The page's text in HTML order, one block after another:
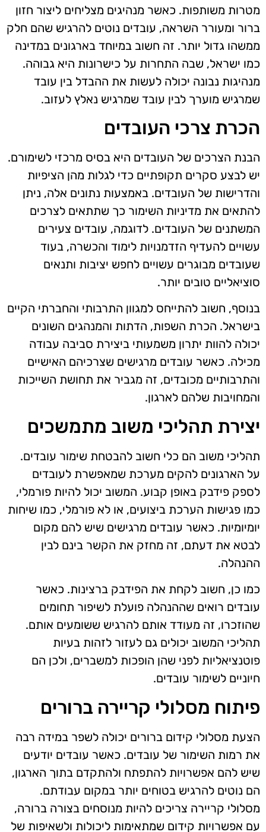
מטרות משותפות. כאשר מנהיגים מצליחים ליצור חזון
ברור ומעורר השראה, עובדים נוטים להרגיש שהם חלק
ממשהו גדול יותר. זה חשוב במיוחד בארגונים במדינה
כמו ישראל, שבה התחרות על כישרונות היא גבוהה.
מנהיגות נבונה יכולה לעשות את ההבדל בין עובד
שמרגיש מוערך לבין עובד שמרגיש נאלץ לעזוב.
הכרת צרכי העובדים
הבנת הצרכים של העובדים היא בסיס מרכזי לשימורם.
יש לבצע סקרים תקופתיים כדי לגלות מהן הציפיות
והדרישות של העובדים. באמצעות נתונים אלה, ניתן
להתאים את מדיניות השימור כך שתתאים לצרכים
המשתנים של העובדים. לדוגמה, עובדים צעירים
עשויים להעדיף הזדמנויות לימוד והכשרה, בעוד
שעובדים מבוגרים עשויים לחפש יציבות ותנאים
סוציאליים טובים יותר.
בנוסף, חשוב להתייחס למגוון התרבותי והחברתי הקיים
בישראל. הכרת השפות, הדתות והמנהגים השונים
יכולה להוות יתרון משמעותי ביצירת סביבה עבודה
מכילה. כאשר עובדים מרגישים שצרכיהם האישיים
והתרבותיים מכובדים, זה מגביר את תחושת השייכות
והמחויבות שלהם לארגון.
יצירת תהליכי משוב מתמשכים
תהליכי משוב הם כלי חשוב להבטחת שימור עובדים.
על הארגונים להקים מערכת שמאפשרת לעובדים
לספק פידבק באופן קבוע. המשוב יכול להיות פורמלי,
כמו פגישות הערכת ביצועים, או לא פורמלי, כמו שיחות
יומיומיות. כאשר עובדים מרגישים שיש להם מקום
לבטא את דעתם, זה מחזק את הקשר בינם לבין
ההנהלה.
כמו כן, חשוב לקחת את הפידבק ברצינות. כאשר
עובדים רואים שההנהלה פועלת לשיפור תחומים
שהוזכרו, זה מעודד אותם להרגיש ששומעים אותם.
תהליכי המשוב יכולים גם לעזור לזהות בעיות
פוטנציאליות לפני שהן הופכות למשברים, ולכן הם
חיוניים לשימור עובדים.
פיתוח מסלולי קריירה ברורים
הצעת מסלולי קידום ברורים יכולה לשפר במידה רבה
את רמות השימור של עובדים. כאשר עובדים יודעים
שיש להם אפשרויות להתפתח ולהתקדם בתוך הארגון,
הם נוטים להרגיש בטוחים יותר במקום עבודתם.
מסלולי קריירה צריכים להיות מנוסחים בצורה ברורה,
עם אפשרויות קידום שמתאימות ליכולות ולשאיפות של